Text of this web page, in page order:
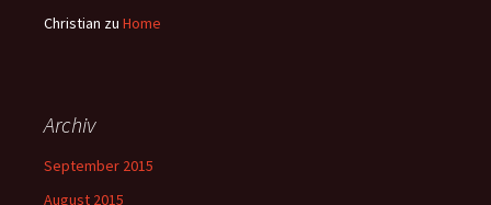
Christian zu Home
Archiv
September 2015
August 2015